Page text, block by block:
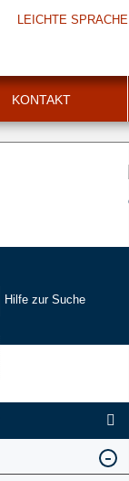
LEICHTE SPRACHE
KONTAKT
Hilfe zur Suche